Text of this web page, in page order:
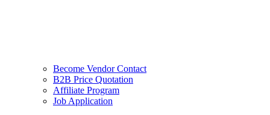
Become Vendor Contact
B2B Price Quotation
Affiliate Program
Job Application